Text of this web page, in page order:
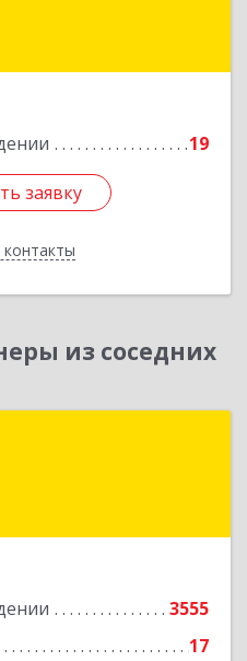
19
заявку
Кингисеппский р-н,
заявку
из соседних
3555
17
г, Конституции пл,